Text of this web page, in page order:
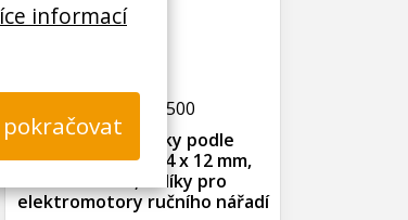
informací
W001574500
Náhradní uhlíky podle
rozměrů 6.4 x 7.4 x 12 mm,
sada 2 ks, uhlíky pro
elektromotory ručního nářadí